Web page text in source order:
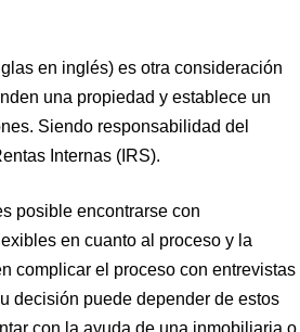
en inglés) es otra consideración
una propiedad y establece un
Siendo responsabilidad del
Internas (IRS).
posible encontrarse con
en cuanto al proceso y la
complicar el proceso con entrevistas
decisión puede depender de estos
con la ayuda de una inmobiliaria o